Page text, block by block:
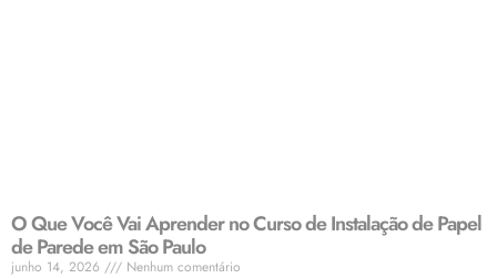
O Que Você Vai Aprender no Curso de Instalação de Papel
de Parede em São Paulo
junho 14, 2026 Nenhum comentário